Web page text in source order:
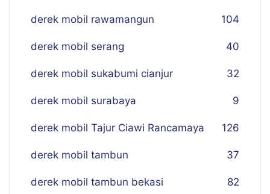
derek mobil rawamangun 104
derek mobil serang 40
derek mobil sukabumi cianjur 32
derek mobil surabaya 9
derek mobil Tajur Ciawi Rancamaya 126
derek mobil tambun 37
derek mobil tambun bekasi 82